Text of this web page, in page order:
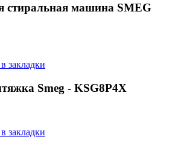
стиральная машина SMEG
закладки
Smeg - KSG8P4X
закладки